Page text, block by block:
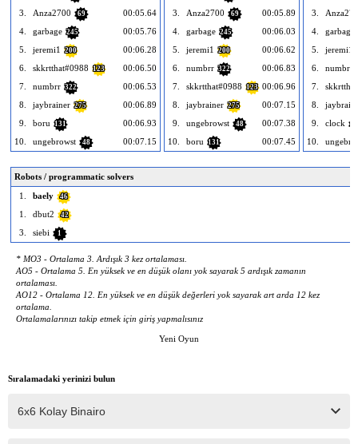
3.
Anza2700 69
00:05.64
4.
garbage 245
00:05.76
5.
jeremi1 200
00:06.28
6.
skkrtthat#0988 123
00:06.50
7.
numbrr 322
00:06.53
8.
jaybrainer 275
00:06.89
9.
boru 131
00:06.93
10.
ungebrowst 48 00:07.15
3.
Anza2700 69
00:05.89
4.
garbage 245
00:06.03
5.
jeremi1 200
00:06.62
6.
numbrr 322
00:06.83
7.
skkrtthat#0988 123 00:06.96
8.
jaybrainer 275
00:07.15
9.
ungebrowst 48
00:07.38
10.
boru 131 00:07.45
3.
4.
garbage
5.
jeremi1
6. numbrr
7.
8.
9.
clock
10.
Robots / programmatic solvers
1.
baely 46
1. dbut2 42
3. siebi 1
* MO3 - Ortalama 3. Ardışık 3 kez ortalaması.
AO5 - Ortalama 5. En yüksek ve en düşük olanı yok sayarak 5 ardışık zamanın
ortalaması.
AO12 - Ortalama 12. En yüksek ve en düşük değerleri yok sayarak art arda 12 kez
ortalama.
Ortalamalarınızı takip etmek için giriş yapmalısınız
Yeni Oyun
Sıralamadaki yerinizi bulun